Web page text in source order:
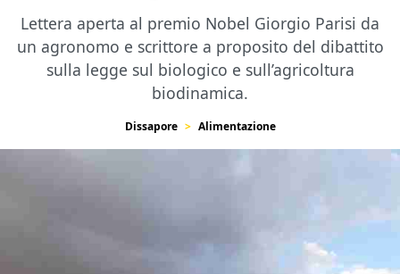
Lettera aperta al premio Nobel Giorgio Parisi da
un agronomo e scrittore a proposito del dibattito
sulla legge sul biologico e sull’agricoltura
biodinamica.
Dissapore Alimentazione